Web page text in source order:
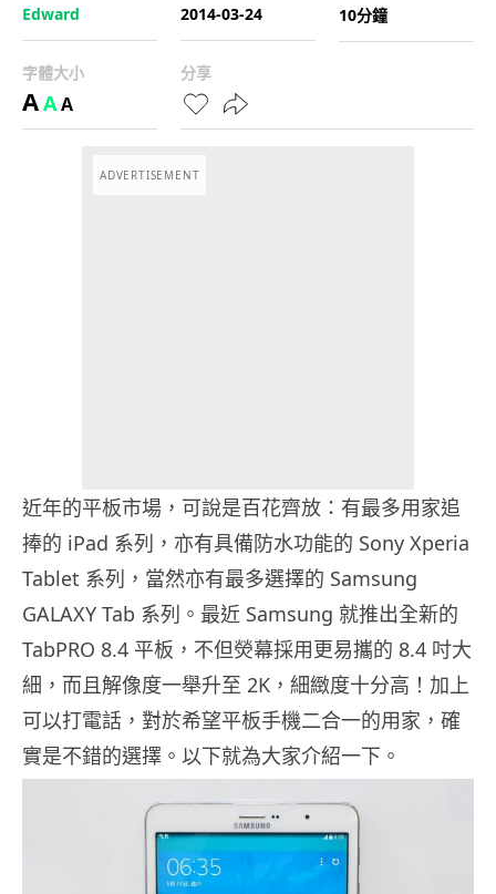
Edward
2014-03-24
10分鐘
字體大小
AAA
分享
ADVERTISEMENT
近年的平板市場，可說是百花齊放：有最多用家追
捧的 iPad 系列，亦有具備防水功能的 Sony Xperia
Tablet 系列，當然亦有最多選擇的 Samsung
GALAXY Tab 系列。最近 Samsung 就推出全新的
TabPRO 8.4 平板，不但熒幕採用更易攜的 8.4 吋大
細，而且解像度一舉升至 2K，細緻度十分高！加上
可以打電話，對於希望平板手機二合一的用家，確
實是不錯的選擇。以下就為大家介紹一下。